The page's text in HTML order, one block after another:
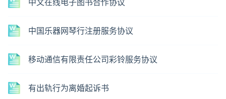
中文在线电子图书合作协议
中国乐器网琴行注册服务协议
移动通信有限责任公司彩铃服务协议
有出轨行为离婚起诉书